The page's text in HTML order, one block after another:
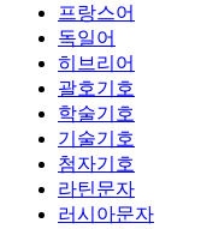
프랑스어
독일어
히브리어
괄호기호
학술기호
기술기호
첨자기호
라틴문자
러시아문자